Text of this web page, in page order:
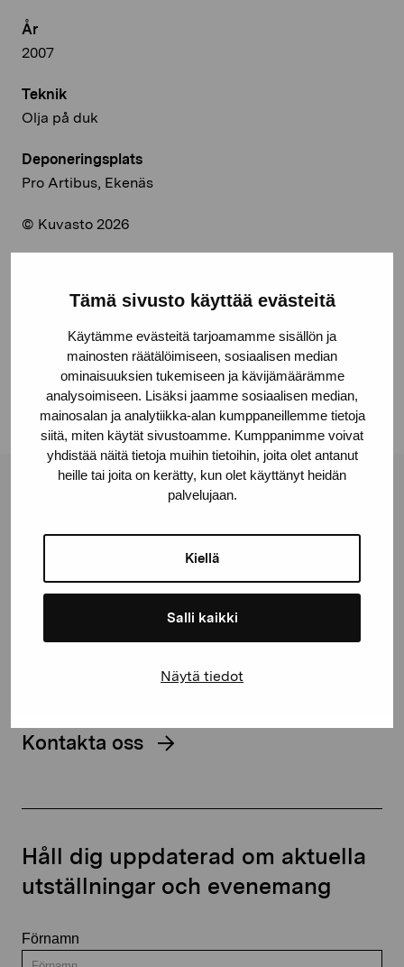
Tämä sivusto käyttää evästeitä
Käytämme evästeitä tarjoamamme sisällön ja
mainosten räätälöimiseen, sosiaalisen median
ominaisuuksien tukemiseen ja kävijämäärämme
analysoimiseen. Lisäksi jaamme sosiaalisen median,
mainosalan ja analytiikka-alan kumppaneillemme tietoja
siitä, miten käytät sivustoamme. Kumppanimme voivat
yhdistää näitä tietoja muihin tietoihin, joita olet antanut
heille tai joita on kerätty, kun olet käyttänyt heidän
palvelujaan.
Kiellä
Salli kaikki
Näytä tiedot
År
2007
Teknik
Olja på duk
Deponeringsplats
Pro Artibus, Ekenäs
© Kuvasto 2026
Facebook
Linkedin
Stiftelsen Pro Artibus
10600 Ekenäs
Kontakta oss
Håll dig uppdaterad om aktuella
utställningar och evenemang
Förnamn